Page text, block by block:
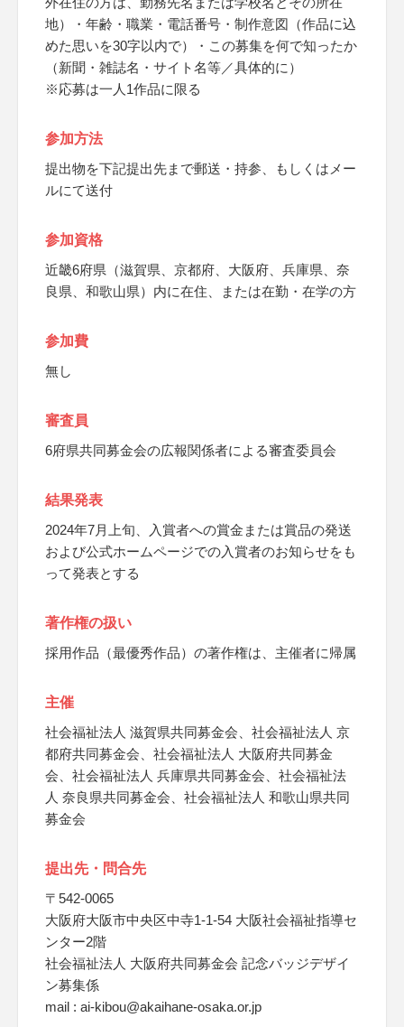
地）・年齢・職業・電話番号・制作意図（作品に込
めた思いを30字以内で）・この募集を何で知ったか
（新聞・雑誌名・サイト名等／具体的に）
※応募は一人1作品に限る
参加方法
提出物を下記提出先まで郵送・持参、もしくはメー
ルにて送付
参加資格
近畿6府県（滋賀県、京都府、大阪府、兵庫県、奈
良県、和歌山県）内に在住、または在勤・在学の方
参加費
無し
審査員
6府県共同募金会の広報関係者による審査委員会
結果発表
2024年7月上旬、入賞者への賞金または賞品の発送
および公式ホームページでの入賞者のお知らせをも
って発表とする
著作権の扱い
採用作品（最優秀作品）の著作権は、主催者に帰属
主催
社会福祉法人 滋賀県共同募金会、社会福祉法人 京
都府共同募金会、社会福祉法人 大阪府共同募金
会、社会福祉法人 兵庫県共同募金会、社会福祉法
人 奈良県共同募金会、社会福祉法人 和歌山県共同
募金会
提出先・問合先
〒542-0065
大阪府大阪市中央区中寺1-1-54 大阪社会福祉指導セ
ンター2階
社会福祉法人 大阪府共同募金会 記念バッジデザイ
ン募集係
mail : ai-kibou@akaihane-osaka.or.jp